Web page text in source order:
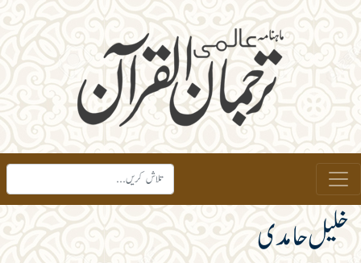
خلیل حامدی